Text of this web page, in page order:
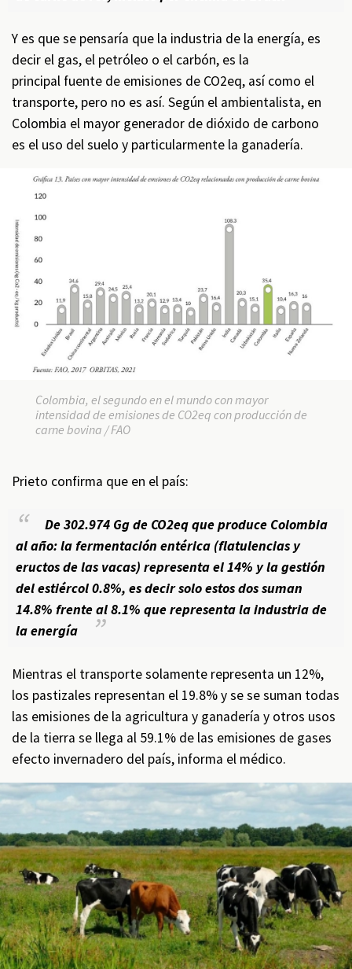
Y es que se pensaría que la industria de la energía, es
decir el gas, el petróleo o el carbón, es la
principal fuente de emisiones de CO2eq, así como el
transporte, pero no es así. Según el ambientalista, en
Colombia el mayor generador de dióxido de carbono
es el uso del suelo y particularmente la ganadería.
Colombia, el segundo en el mundo con mayor
intensidad de emisiones de CO2eq con producción de
carne bovina / FAO
Prieto confirma que en el país:
De 302.974 Gg de CO2eq que produce Colombia
al año: la fermentación entérica (flatulencias y
eructos de las vacas) representa el 14% y la gestión
del estiércol 0.8%, es decir solo estos dos suman
14.8% frente al 8.1% que representa la industria de
la energía
Mientras el transporte solamente representa un 12%,
los pastizales representan el 19.8% y se se suman todas
las emisiones de la agricultura y ganadería y otros usos
de la tierra se llega al 59.1% de las emisiones de gases
efecto invernadero del país, informa el médico.